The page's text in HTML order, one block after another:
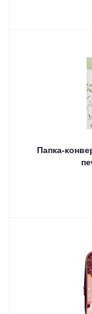
Папка-